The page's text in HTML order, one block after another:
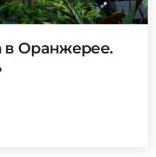
в Оранжерее.